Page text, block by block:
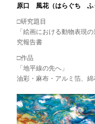
原口 風花（はらぐち ふ
□研究題目
「絵画における動物表現
究報告書
□作品
「地平線の先へ」
油彩・麻布・アルミ箔、